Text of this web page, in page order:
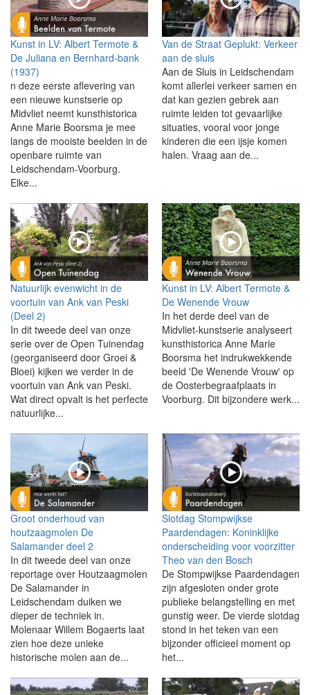
Kunst in LV: Albert Termote &
De Juliana en Bernhard-bank
(1937)
n deze eerste aflevering van
een nieuwe kunstserie op
Midvliet neemt kunsthistorica
Anne Marie Boorsma je mee
langs de mooiste beelden in de
openbare ruimte van
Leidschendam-Voorburg.
Elke...
Van de Straat Geplukt: Verkeer
aan de sluis
Aan de Sluis in Leidschendam
komt allerlei verkeer samen en
dat kan gezien gebrek aan
ruimte leiden tot gevaarlijke
situaties, vooral voor jonge
kinderen die een ijsje komen
halen. Vraag aan de...
Natuurlijk evenwicht in de
voortuin van Ank van Peski
(Deel 2)
In dit tweede deel van onze
serie over de Open Tuinendag
(georganiseerd door Groei &
Bloei) kijken we verder in de
voortuin van Ank van Peski.
Wat direct opvalt is het perfecte
natuurlijke...
Kunst in LV: Albert Termote &
De Wenende Vrouw
In het derde deel van de
Midvliet-kunstserie analyseert
kunsthistorica Anne Marie
Boorsma het indrukwekkende
beeld 'De Wenende Vrouw' op
de Oosterbegraafplaats in
Voorburg. Dit bijzondere werk...
Groot onderhoud van
houtzaagmolen De
Salamander deel 2
In dit tweede deel van onze
reportage over Houtzaagmolen
De Salamander in
Leidschendam duiken we
dieper de techniek in.
Molenaar Willem Bogaerts laat
zien hoe deze unieke
historische molen aan de...
Slotdag Stompwijkse
Paardendagen: Koninklijke
onderscheiding voor voorzitter
Theo van den Bosch
De Stompwijkse Paardendagen
zijn afgesloten onder grote
publieke belangstelling en met
gunstig weer. De vierde slotdag
stond in het teken van een
bijzonder officieel moment op
het...